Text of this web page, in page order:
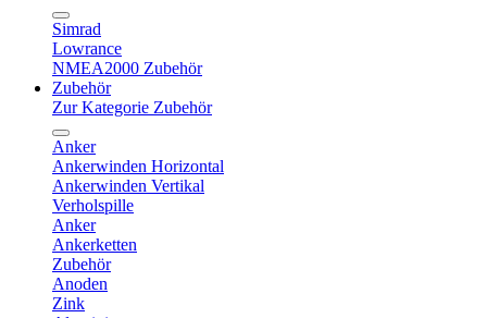
Simrad
Lowrance
NMEA2000 Zubehör
Zubehör
Zur Kategorie Zubehör
Anker
Ankerwinden Horizontal
Ankerwinden Vertikal
Verholspille
Anker
Ankerketten
Zubehör
Anoden
Zink